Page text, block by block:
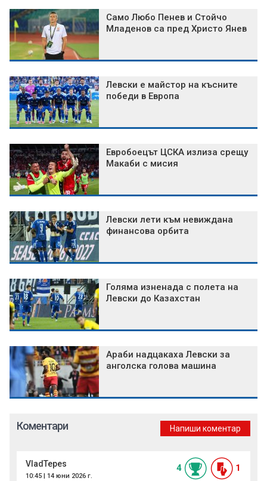
Само Любо Пенев и Стойчо
Младенов са пред Христо Янев
Левски е майстор на късните
победи в Европа
Евробоецът ЦСКА излиза срещу
Макаби с мисия
Левски лети към невиждана
финансова орбита
Голяма изненада с полета на
Левски до Казахстан
Араби надцакаха Левски за
анголска голова машина
Коментари Напиши коментар
VladTepes
10:45 | 14 юни 2026 г.
4 1